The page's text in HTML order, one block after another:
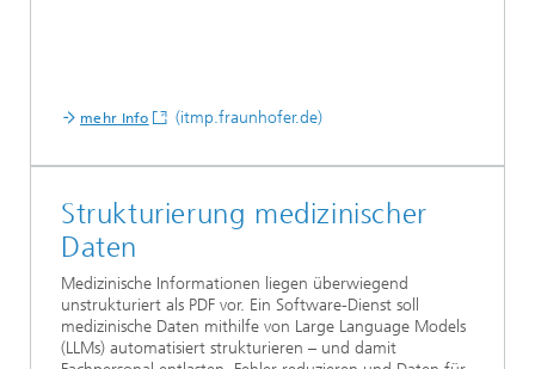
mehr Info (itmp.fraunhofer.de)
Strukturierung medizinischer
Daten
Medizinische Informationen liegen überwiegend
unstrukturiert als PDF vor. Ein Software-Dienst soll
medizinische Daten mithilfe von Large Language Models
(LLMs) automatisiert strukturieren – und damit